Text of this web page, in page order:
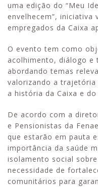
uma edição do “Meu
envelhecem”, iniciativa
empregados da Caixa
O evento tem como
acolhimento, diálogo e
abordando temas
valorizando a trajetória
a história da Caixa e
De acordo com a
e Pensionistas da
que estarão em pauta
importância da saúde
isolamento social
necessidade de
comunitários para